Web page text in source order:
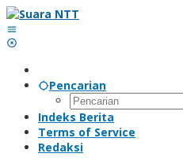
Lewati
ke
konten
Pencarian
Indeks Berita
Terms of Service
Redaksi